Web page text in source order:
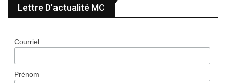
Lettre D’actualité MC
Courriel
Prénom